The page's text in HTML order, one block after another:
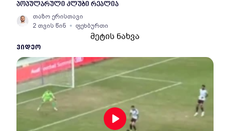
პოპულარული კლუბი რეალია
თაზო ერისთავი
2 თვის წინ
ფეხბურთი
მეტის ნახვა
ᲕᲘᲓᲔᲝ